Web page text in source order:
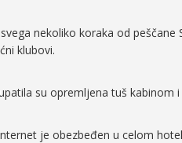
nekoliko koraka od peščane
klubovi.
su opremljena tuš
je obezbeđen u celom